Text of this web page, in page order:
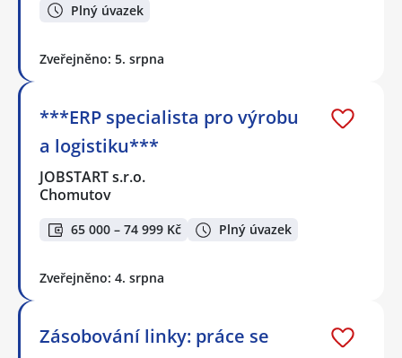
Plný úvazek
Zveřejněno: 5. srpna
***ERP specialista pro výrobu
a logistiku***
JOBSTART s.r.o.
Chomutov
65 000 – 74 999 Kč Plný úvazek
Zveřejněno: 4. srpna
Zásobování linky: práce se